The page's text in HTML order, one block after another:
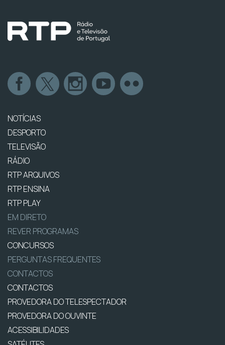
NOTÍCIAS
DESPORTO
TELEVISÃO
RÁDIO
RTP ARQUIVOS
RTP ENSINA
RTP PLAY
EM DIRETO
REVER PROGRAMAS
CONCURSOS
PERGUNTAS FREQUENTES
CONTACTOS
CONTACTOS
PROVEDORA DO TELESPECTADOR
PROVEDORA DO OUVINTE
ACESSIBILIDADES